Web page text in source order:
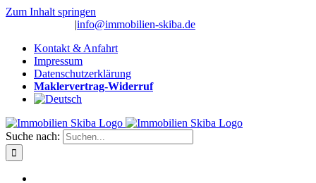
Zum Inhalt springen
|info@immobilien-skiba.de
Kontakt & Anfahrt
Impressum
Datenschutzerklärung
Maklervertrag-Widerruf
Suche nach: